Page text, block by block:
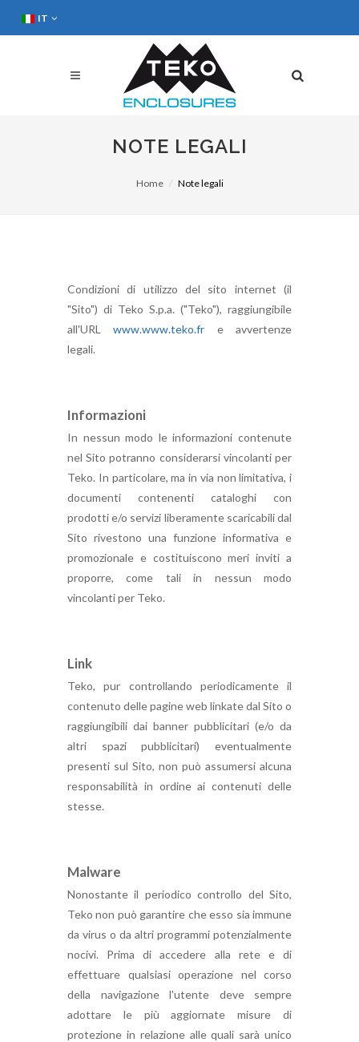
IT
NOTE LEGALI
Home Note legali
Condizioni di utilizzo del sito internet (il
"Sito") di Teko S.p.a. ("Teko"), raggiungibile
all'URLwww.www.teko.fr e avvertenze
legali.
Informazioni
In nessun modo le informazioni contenute
nel Sito potranno considerarsi vincolanti per
Teko. In particolare, ma in via non limitativa, i
documenti contenenti cataloghi con
prodotti e/o servizi liberamente scaricabili dal
Sito rivestono una funzione informativa e
promozionale e costituiscono meri inviti a
proporre, come tali in nessun modo
vincolanti per Teko.
Link
Teko, pur controllando periodicamente il
contenuto delle pagine web linkate dal Sito o
raggiungibili dai banner pubblicitari (e/o da
altri spazi pubblicitari) eventualmente
presenti sul Sito, non può assumersi alcuna
responsabilità in ordine ai contenuti delle
stesse.
Malware
Nonostante il periodico controllo del Sito,
Teko non può garantire che esso sia immune
da virus o da altri programmi potenzialmente
nocivi. Prima di accedere alla rete e di
effettuare qualsiasi operazione nel corso
della navigazione l'utente deve sempre
adottare le più aggiornate misure di
protezione in relazione alle quali sarà unico